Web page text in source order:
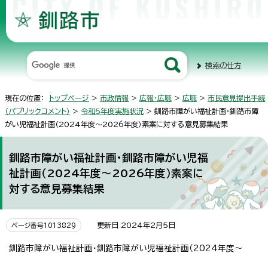
検索の仕方
現在の位置： トップページ > 市政情報 > 広報・広聴 > 広聴 > 市民意見提出手続
（パブリックコメント） > 令和5年度実施状況 > 釧路市障がい福祉計画・釧路市障
がい児福祉計画（2024年度～2026年度）素案に対する意見募集結果
釧路市障がい福祉計画・釧路市障がい児福
祉計画（2024年度～2026年度）素案に
対する意見募集結果
ページ番号1013829 更新日 2024年2月5日
釧路市障がい福祉計画・釧路市障がい児福祉計画（2024年度～